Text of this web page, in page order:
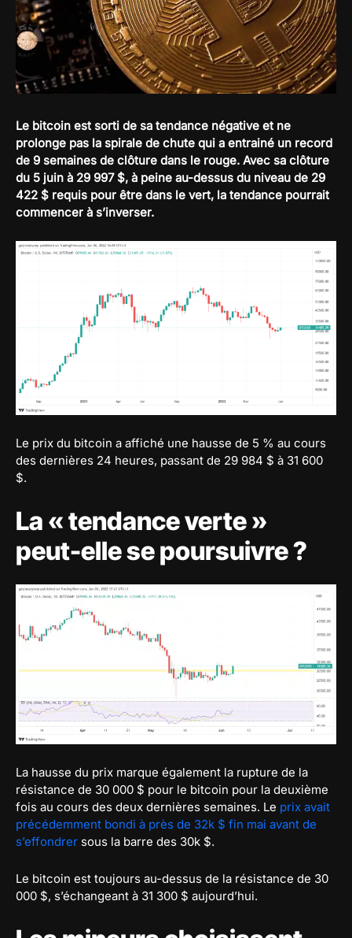
Le bitcoin est sorti de sa tendance négative et ne
prolonge pas la spirale de chute qui a entrainé un record
de 9 semaines de clôture dans le rouge. Avec sa clôture
du 5 juin à 29 997 $, à peine au-dessus du niveau de 29
422 $ requis pour être dans le vert, la tendance pourrait
commencer à s’inverser.
Le prix du bitcoin a affiché une hausse de 5 % au cours
des dernières 24 heures, passant de 29 984 $ à 31 600
$.
La « tendance verte »
peut-elle se poursuivre ?
La hausse du prix marque également la rupture de la
résistance de 30 000 $ pour le bitcoin pour la deuxième
fois au cours des deux dernières semaines. Le prix avait
précédemment bondi à près de 32k $ fin mai avant de
s’effondrer sous la barre des 30k $.
Le bitcoin est toujours au-dessus de la résistance de 30
000 $, s’échangeant à 31 300 $ aujourd’hui.